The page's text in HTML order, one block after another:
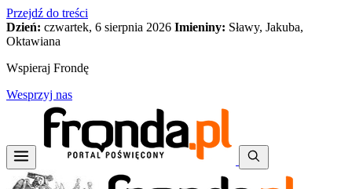
Przejdź do treści
Dzień: czwartek, 6 sierpnia 2026 Imieniny: Sławy, Jakuba,
Oktawiana
Wspieraj Frondę
Wesprzyj nas